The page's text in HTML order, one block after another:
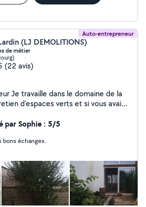
Auto-entrepreneur
(LJ DEMOLITIONS)
de métier
(22 avis)
Je travaille dans le domaine de la
par Sophie : 5/5
bons échanges.